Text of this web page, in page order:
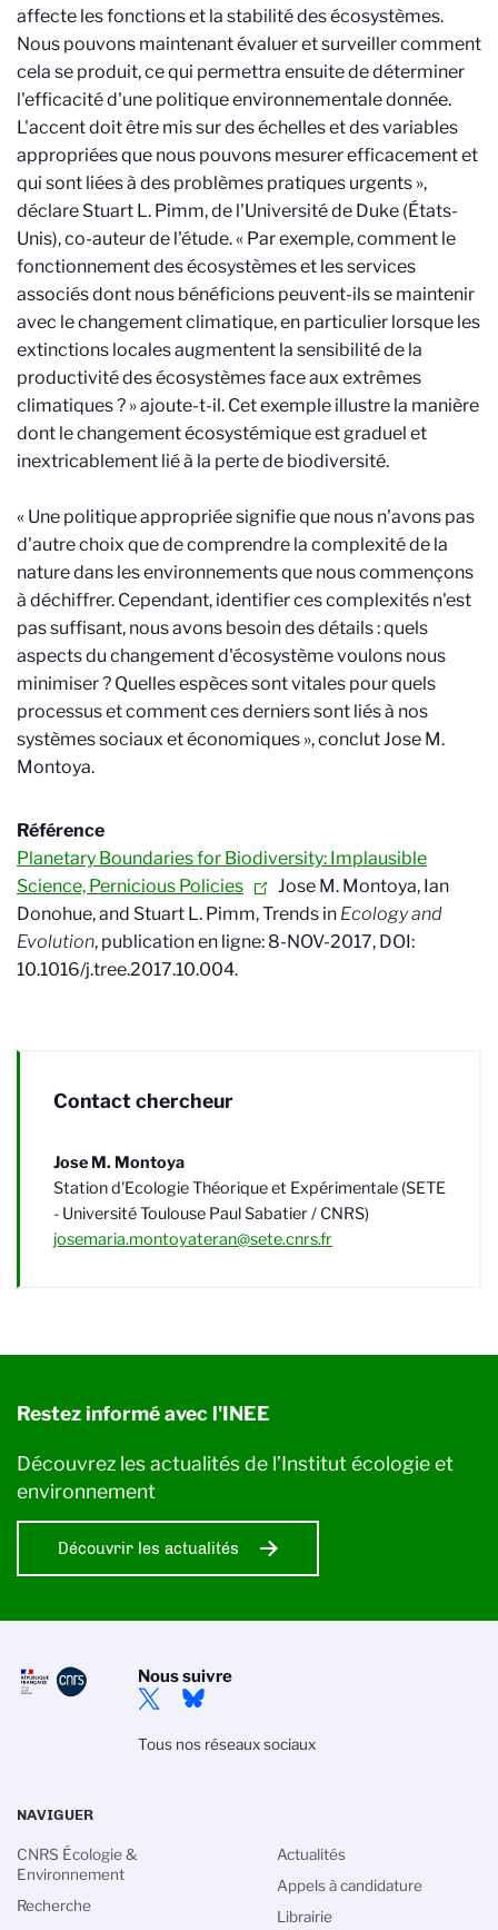
affecte les fonctions et la stabilité des écosystèmes.
Nous pouvons maintenant évaluer et surveiller comment
cela se produit, ce qui permettra ensuite de déterminer
l'efficacité d'une politique environnementale donnée.
L'accent doit être mis sur des échelles et des variables
appropriées que nous pouvons mesurer efficacement et
qui sont liées à des problèmes pratiques urgents »,
déclare Stuart L. Pimm, de l'Université de Duke (États-
Unis), co-auteur de l'étude. « Par exemple, comment le
fonctionnement des écosystèmes et les services
associés dont nous bénéficions peuvent-ils se maintenir
avec le changement climatique, en particulier lorsque les
extinctions locales augmentent la sensibilité de la
productivité des écosystèmes face aux extrêmes
climatiques ? » ajoute-t-il. Cet exemple illustre la manière
dont le changement écosystémique est graduel et
inextricablement lié à la perte de biodiversité.
« Une politique appropriée signifie que nous n'avons pas
d'autre choix que de comprendre la complexité de la
nature dans les environnements que nous commençons
à déchiffrer. Cependant, identifier ces complexités n'est
pas suffisant, nous avons besoin des détails : quels
aspects du changement d'écosystème voulons nous
minimiser ? Quelles espèces sont vitales pour quels
processus et comment ces derniers sont liés à nos
systèmes sociaux et économiques », conclut Jose M.
Montoya.
Référence
Planetary Boundaries for Biodiversity: Implausible
Science, Pernicious Policies
Jose M. Montoya, Ian
Donohue, and Stuart L. Pimm, Trends in Ecology and
Evolution, publication en ligne: 8-NOV-2017, DOI:
10.1016/j.tree.2017.10.004.
Contact chercheur
Jose M. Montoya
Station d'Ecologie Théorique et Expérimentale (SETE
- Université Toulouse Paul Sabatier / CNRS)
josemaria.montoyateran@sete.cnrs.fr
Restez informé avec l'INEE
Découvrez les actualités de l’Institut écologie et
environnement
Découvrir les actualités
Nous suivre
Tous nos réseaux sociaux
NAVIGUER
CNRS Écologie &
Environnement
Recherche
Actualités
Appels à candidature
Librairie